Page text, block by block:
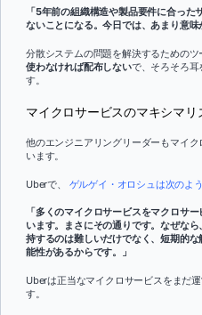
「5年前の組織構造や製品要件に合っ
ないことになる。今日では、あまり意味
分散システムの問題を解決するためのツ
使わなければ配布しないで、そろそろ耳
す。
マイクロサービスのマキシマ
他のエンジニアリングリーダーもマイ
います。
Uberで、 ゲルゲイ・オロシュは次のよ
「多くのマイクロサービスをマクロサ
います。まさにその通りです。なぜな
持するのは難しいだけでなく、短期的
能性があるからです。」
Uberは正当なマイクロサービスをまだ
す。